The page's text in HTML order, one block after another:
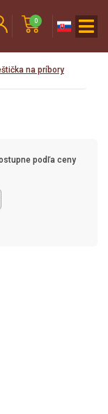
0
na príbory
podľa ceny